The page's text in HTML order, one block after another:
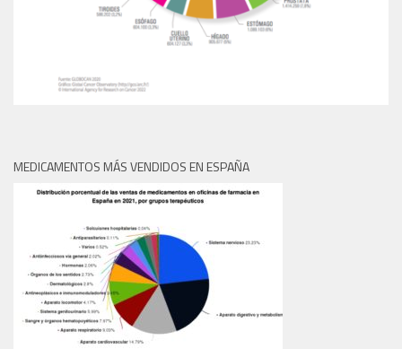
MEDICAMENTOS MÁS VENDIDOS EN ESPAÑA